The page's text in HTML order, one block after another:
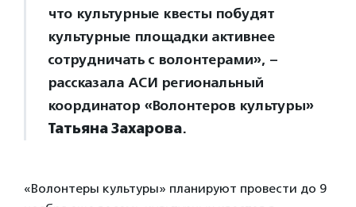
что культурные квесты побудят
культурные площадки активнее
сотрудничать с волонтерами», –
рассказала АСИ региональный
координатор «Волонтеров культуры»
Татьяна Захарова.
«Волонтеры культуры» планируют провести до 9